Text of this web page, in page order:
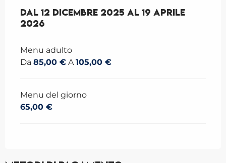
Dal 12 dicembre 2025 al 19 aprile 2026
Dal 12 dicembre 2025 al 19 aprile
2026
Menu adulto
Da 85,00 € A105,00 €
Menu del giorno
65,00 €